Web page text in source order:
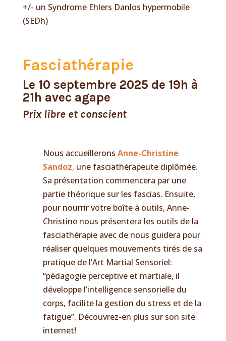
+/- un Syndrome Ehlers Danlos hypermobile
(SEDh)
Fasciathérapie
Le 10 septembre 2025 de 19h à
21h avec agape
Prix libre et conscient
Nous accueillerons Anne-Christine
Sandoz, une fasciathérapeute diplômée.
Sa présentation commencera par une
partie théorique sur les fascias. Ensuite,
pour nourrir votre boîte à outils, Anne-
Christine nous présentera les outils de la
fasciathérapie avec de nous guidera pour
réaliser quelques mouvements tirés de sa
pratique de l’Art Martial Sensoriel:
“pédagogie perceptive et martiale, il
développe l’intelligence sensorielle du
corps, facilite la gestion du stress et de la
fatigue”. Découvrez-en plus sur son site
internet!